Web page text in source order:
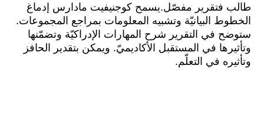
طالب فتقرير مفصّل.يسمح كوجنيفيت مادارس إدماغ
الخطوط البيانيّة وتشبيه المعلومات بمراجع المجموعات.
ستوضح في التقرير شرح المهارات الإدراكيّة وتضمّنها
وتأثيرها في المستقبل الأكاديميّ. ويمكن بتقدير الحافز
وتأثيره في التعلّم.